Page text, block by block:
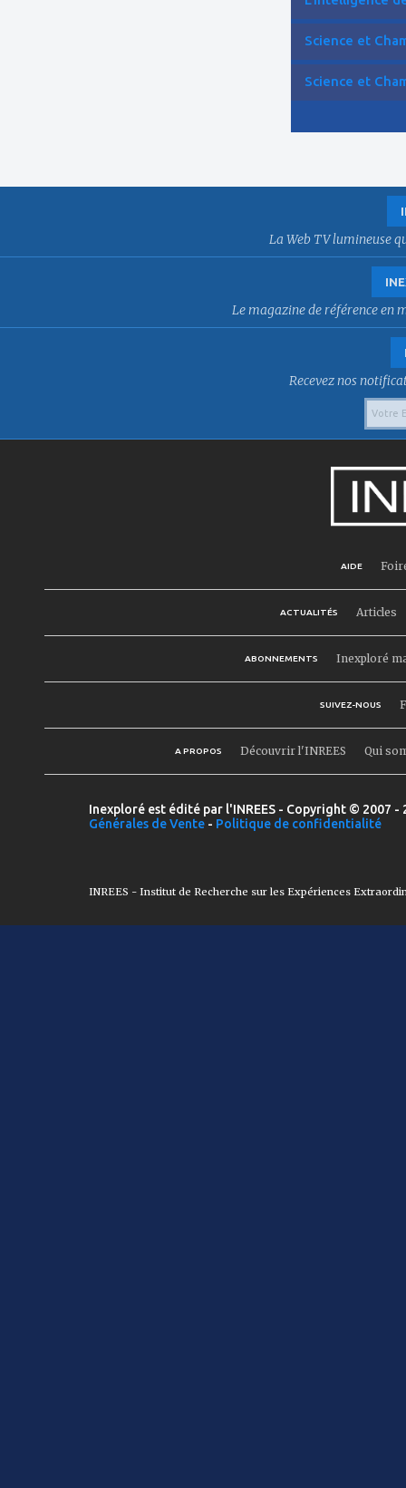
Science et
Science et
La Web TV lumineuse
Le magazine de référence en
Recevez nos
AIDE
ACTUALITÉS Articles
ABONNEMENTS Inexploré
SUIVEZ-NOUS
A PROPOS Découvrir l'INREES Qui
Inexploré est édité par l'INREES - Copyright © 2007
Générales de Vente - Politique de confidentialité
INREES - Institut de Recherche sur les Expériences